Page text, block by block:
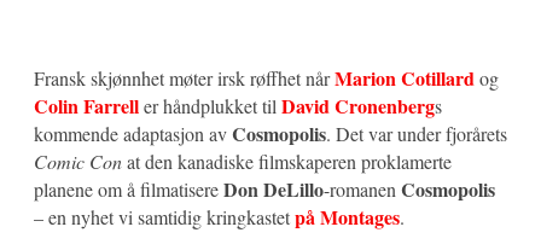
Fransk skjønnhet møter irsk røffhet nårMarion Cotillardog
Colin Farreller håndplukket tilDavid Cronenbergs
kommende adaptasjon avCosmopolis. Det var under fjorårets
Comic Conat den kanadiske filmskaperen proklamerte
planene om å filmatisereDon DeLillo-romanenCosmopolis
– en nyhet vi samtidig kringkastetpå Montages.